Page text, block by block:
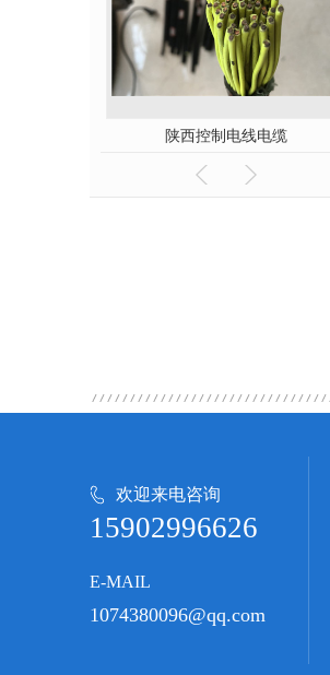
陕西控制电线电缆
欢迎来电咨询
15902996626
E-MAIL
1074380096@qq.com